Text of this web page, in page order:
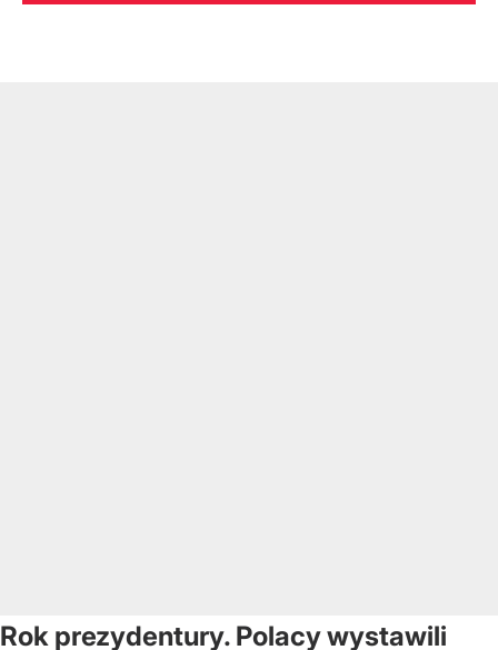
Rok prezydentury. Polacy wystawili